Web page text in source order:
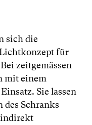
sich die
für
zeitgemässen
mit einem
Sie lassen
des Schranks
indirekt